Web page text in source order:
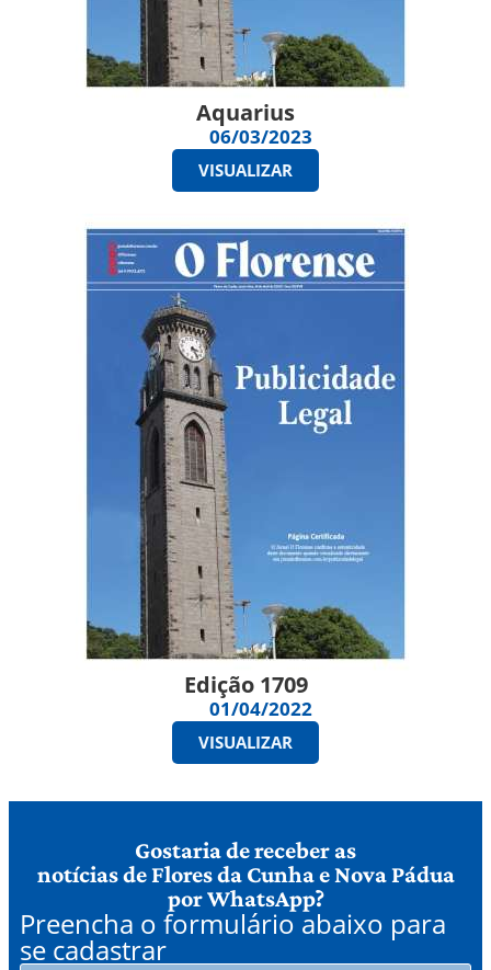
Aquarius
06/03/2023
VISUALIZAR
Edição 1709
01/04/2022
VISUALIZAR
Gostaria de receber as
notícias de Flores da Cunha e Nova Pádua
por WhatsApp?
Preencha o formulário abaixo para
se cadastrar